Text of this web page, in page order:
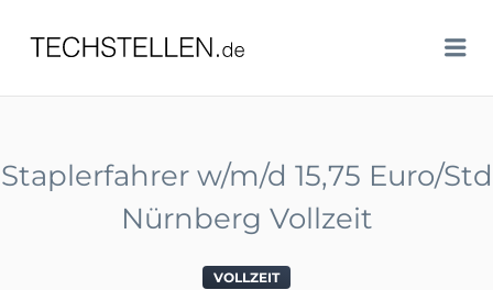
TECHSTELLEN.DE
Staplerfahrer w/m/d 15,75 Euro/Std
Nürnberg Vollzeit
VOLLZEIT